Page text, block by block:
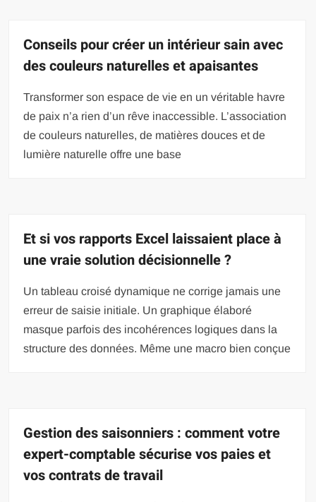
Conseils pour créer un intérieur sain avec
des couleurs naturelles et apaisantes
Transformer son espace de vie en un véritable havre
de paix n’a rien d’un rêve inaccessible. L’association
de couleurs naturelles, de matières douces et de
lumière naturelle offre une base
Et si vos rapports Excel laissaient place à
une vraie solution décisionnelle ?
Un tableau croisé dynamique ne corrige jamais une
erreur de saisie initiale. Un graphique élaboré
masque parfois des incohérences logiques dans la
structure des données. Même une macro bien conçue
Gestion des saisonniers : comment votre
expert-comptable sécurise vos paies et
vos contrats de travail